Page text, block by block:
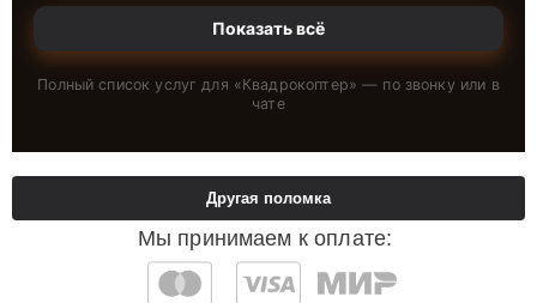
Показать всё
Полный список услуг для «Квадрокоптер» — по звонку или в
чате
Мы принимаем к оплате:
Другая поломка